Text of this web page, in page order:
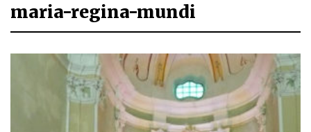
maria-regina-mundi